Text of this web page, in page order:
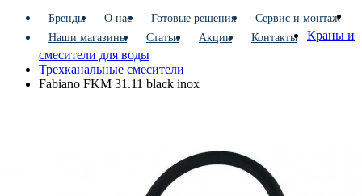
Бренды О нас Готовые решения
Сервис и монтаж
Наши магазины
Статьи Акции Контакты
Краны и
смесители для воды
Трехканальные смесители
Fabiano FKM 31.11 black inox